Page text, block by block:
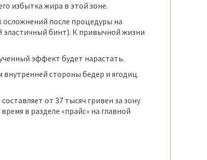
избытка жира в этой зоне.
после процедуры на
бинт). К привычной жизни
эффект будет нарастать.
стороны бедер и ягодиц.
от 37 тысяч гривен за зону
в разделе «прайс» на главной